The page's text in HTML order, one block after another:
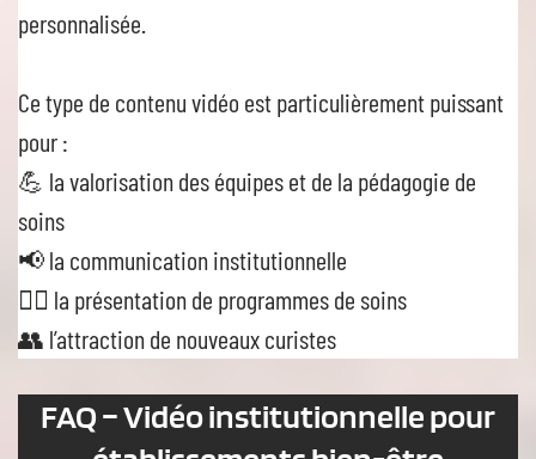
personnalisée.
Ce type de contenu vidéo est particulièrement puissant
pour :
💪 la valorisation des équipes et de la pédagogie de
soins
📢 la communication institutionnelle
🧖‍♀️ la présentation de programmes de soins
👥 l’attraction de nouveaux curistes
FAQ – Vidéo institutionnelle pour